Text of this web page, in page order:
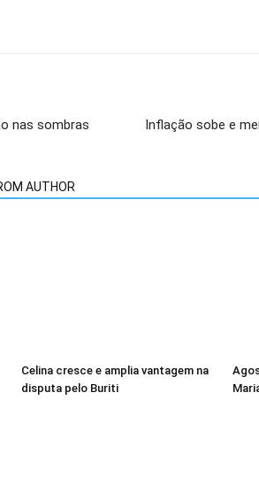
nas sombras Inflação sobe e
AUTHOR
Celina cresce e amplia vantagem na
disputa pelo Buriti